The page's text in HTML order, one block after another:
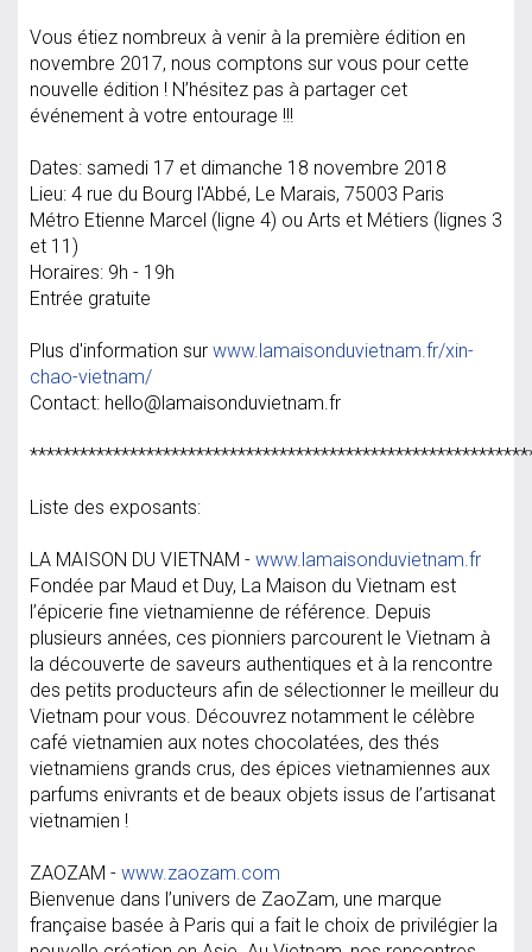
Vous étiez nombreux à venir à la première édition en
novembre 2017, nous comptons sur vous pour cette
nouvelle édition ! N’hésitez pas à partager cet
événement à votre entourage !!!
Dates: samedi 17 et dimanche 18 novembre 2018
Lieu: 4 rue du Bourg l'Abbé, Le Marais, 75003 Paris
Métro Etienne Marcel (ligne 4) ou Arts et Métiers (lignes 3
et 11)
Horaires: 9h - 19h
Entrée gratuite
Plus d'information sur www.lamaisonduvietnam.fr/xin-
chao-vietnam/
Contact: hello@lamaisonduvietnam.fr
Liste des exposants:
LA MAISON DU VIETNAM - www.lamaisonduvietnam.fr
Fondée par Maud et Duy, La Maison du Vietnam est
l’épicerie fine vietnamienne de référence. Depuis
plusieurs années, ces pionniers parcourent le Vietnam à
la découverte de saveurs authentiques et à la rencontre
des petits producteurs afin de sélectionner le meilleur du
Vietnam pour vous. Découvrez notamment le célèbre
café vietnamien aux notes chocolatées, des thés
vietnamiens grands crus, des épices vietnamiennes aux
parfums enivrants et de beaux objets issus de l’artisanat
vietnamien !
ZAOZAM - www.zaozam.com
Bienvenue dans l’univers de ZaoZam, une marque
française basée à Paris qui a fait le choix de privilégier la